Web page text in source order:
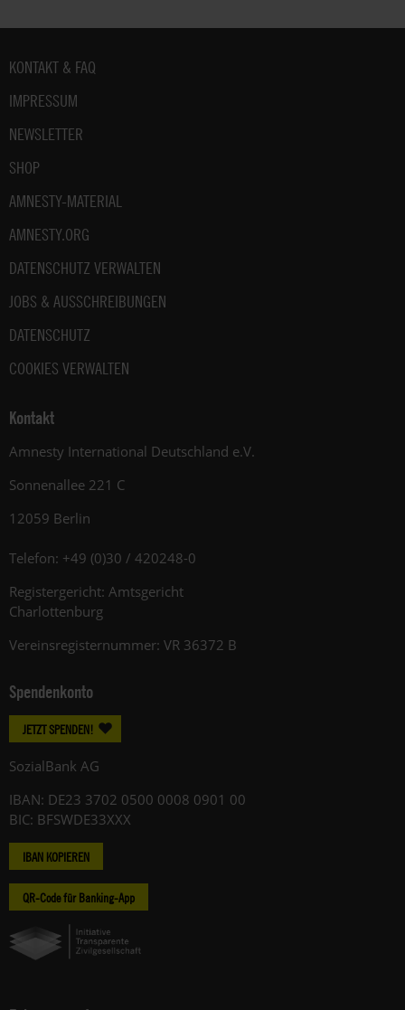
Fußbereich
KONTAKT & FAQ
IMPRESSUM
NEWSLETTER
SHOP
AMNESTY-MATERIAL
AMNESTY.ORG
DATENSCHUTZ VERWALTEN
JOBS & AUSSCHREIBUNGEN
DATENSCHUTZ
COOKIES VERWALTEN
Kontakt
Amnesty International Deutschland e.V.
Sonnenallee 221 C
12059 Berlin
Telefon: +49 (0)30 / 420248-0
Registergericht: Amtsgericht
Charlottenburg
Vereinsregisternummer: VR 36372 B
Spendenkonto
JETZT SPENDEN!
SozialBank AG
IBAN: DE23 3702 0500 0008 0901 00
BIC: BFSWDE33XXX
IBAN KOPIEREN
QR-Code für Banking-App